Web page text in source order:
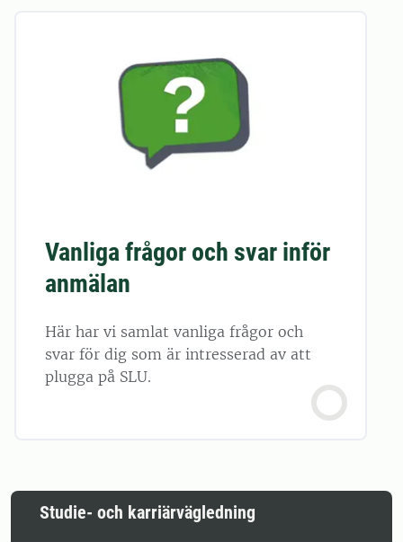
Vanliga frågor och svar inför
anmälan
Här har vi samlat vanliga frågor och
svar för dig som är intresserad av att
plugga på SLU.
Studie- och karriärvägledning